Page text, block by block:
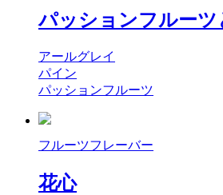
パッションフルーツ
アールグレイ
パイン
パッションフルーツ
フルーツフレーバー
花心